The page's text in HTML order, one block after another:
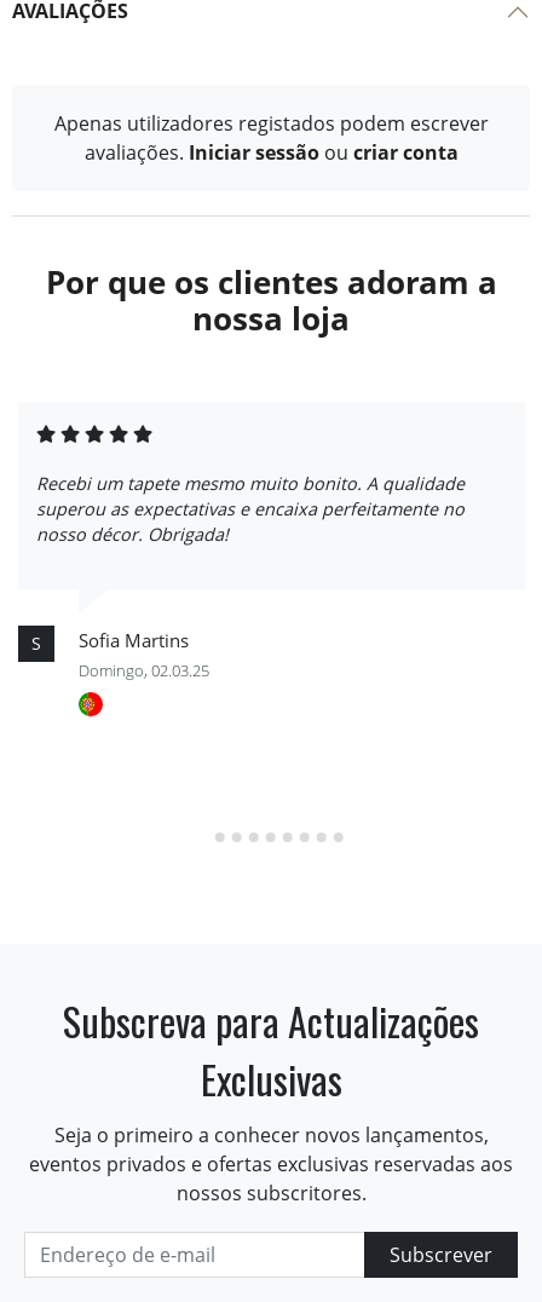
AVALIAÇÕES
Apenas utilizadores registados podem escrever
avaliações. Iniciar sessão ou criar conta
Por que os clientes adoram a
nossa loja
Recebi um tapete mesmo muito bonito. A qualidade
superou as expectativas e encaixa perfeitamente no
nosso décor. Obrigada!
S Sofia Martins
Domingo, 02.03.25
Subscreva para Actualizações
Exclusivas
Seja o primeiro a conhecer novos lançamentos,
eventos privados e ofertas exclusivas reservadas aos
nossos subscritores.
Subscrever